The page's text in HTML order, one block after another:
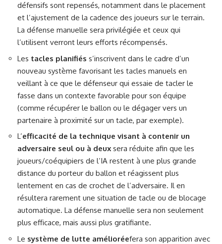
défensifs sont repensés, notamment dans le placement
et l’ajustement de la cadence des joueurs sur le terrain.
La défense manuelle sera privilégiée et ceux qui
l’utilisent verront leurs efforts récompensés.
Les tacles planifiés s’inscrivent dans le cadre d’un
nouveau système favorisant les tacles manuels en
veillant à ce que le défenseur qui essaie de tacler le
fasse dans un contexte favorable pour son équipe
(comme récupérer le ballon ou le dégager vers un
partenaire à proximité sur un tacle, par exemple).
L’efficacité de la technique visant à contenir un
adversaire seul ou à deux sera réduite afin que les
joueurs/coéquipiers de l’IA restent à une plus grande
distance du porteur du ballon et réagissent plus
lentement en cas de crochet de l’adversaire. Il en
résultera rarement une situation de tacle ou de blocage
automatique. La défense manuelle sera non seulement
plus efficace, mais aussi plus gratifiante.
Le système de lutte amélioréefera son apparition avec